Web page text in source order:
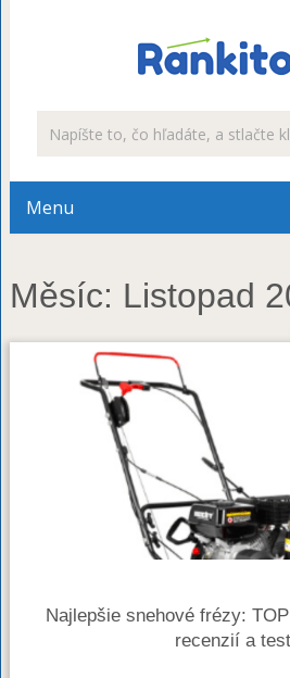
Menu
Měsíc: Listopad
Najlepšie snehové frézy:
recenzií a